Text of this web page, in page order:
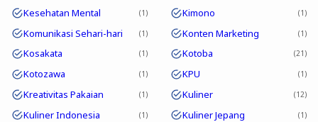
Kesehatan Mental 1 Kimono 1
Komunikasi Sehari-hari 1 Konten Marketing 1
Kosakata 1 Kotoba 21
Kotozawa 1 KPU 1
Kreativitas Pakaian 1 Kuliner 12
Kuliner Indonesia 1 Kuliner Jepang 1